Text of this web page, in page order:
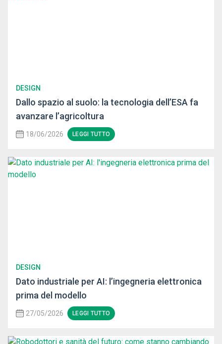
DESIGN
Dallo spazio al suolo: la tecnologia dell’ESA fa
avanzare l’agricoltura
18/06/2026 LEGGI TUTTO
DESIGN
Dato industriale per AI: l’ingegneria elettronica
prima del modello
27/05/2026 LEGGI TUTTO